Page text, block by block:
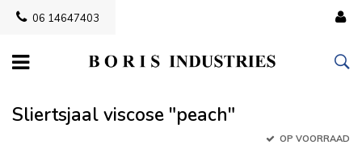
06 14647403
Sliertsjaal viscose "peach"
OP VOORRAAD